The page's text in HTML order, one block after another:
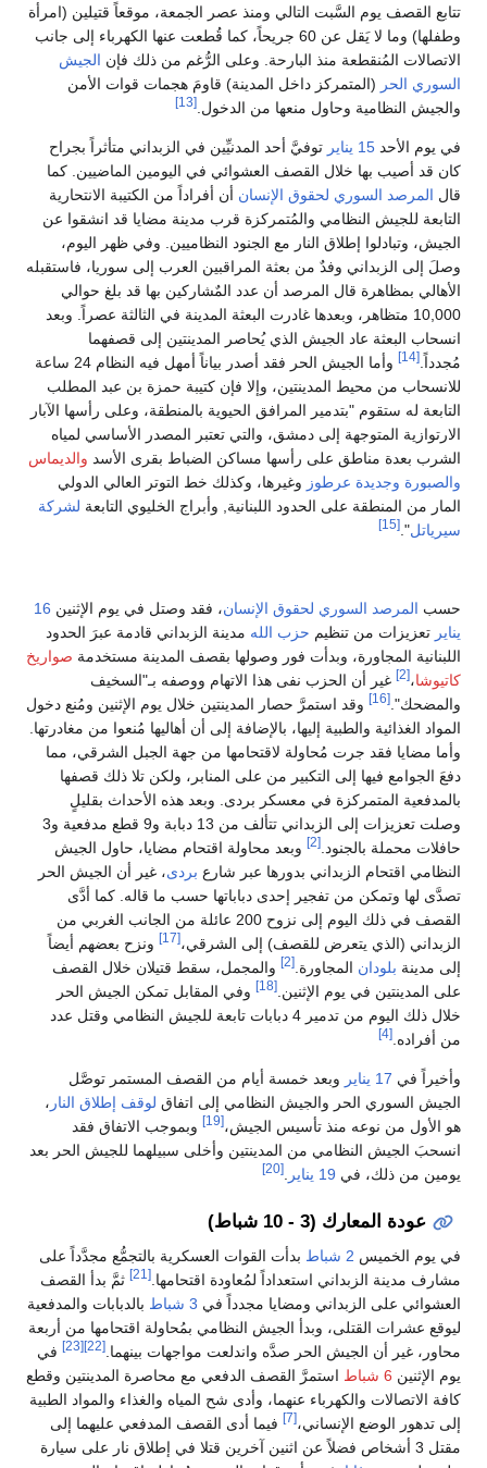
تتابع القصف يوم السَّبت التالي ومنذ عصر الجمعة، موقعاً قتيلين (امرأة
وطفلها) وما لا يَقل عن 60 جريحاً، كما قُطعت عنها الكهرباء إلى جانب
الاتصالات المُنقطعة منذ البارحة. وعلى الرُّغم من ذلك فإن الجيش
السوري الحر (المتمركز داخل المدينة) قاومَ هجمات قوات الأمن
والجيش النظامية وحاول منعها من الدخول. [13]
في يوم الأحد 15 يناير
توفيَّ أحد المدنيِّين في الزبداني متأثراً بجراح
كان قد أصيب بها خلال القصف العشوائي في اليومين الماضيين. كما
قال المرصد السوري لحقوق الإنسان أن أفراداً من الكتيبة الانتحارية
التابعة للجيش النظامي والمُتمركزة قرب مدينة مضايا قد انشقوا عن
الجيش، وتبادلوا إطلاق النار مع الجنود النظاميين. وفي ظهر اليوم،
وصلَ إلى الزبداني وفدٌ من بعثة المراقبين العرب إلى سوريا، فاستقبله
الأهالي بمظاهرة قال المرصد أن عدد المٌشاركين بها قد بلغ حوالي
10,000 متظاهر، وبعدها غادرت البعثة المدينة في الثالثة عصراً. وبعد
انسحاب البعثة عاد الجيش الذي يُحاصر المدينتين إلى قصفهما
مُجدداً. [14]
وأما الجيش الحر فقد أصدر بياناً أمهل فيه النظام 24 ساعة
للانسحاب من محيط المدينتين، وإلا فإن كتيبة حمزة بن عبد المطلب
التابعة له ستقوم "بتدمير المرافق الحيوية بالمنطقة، وعلى رأسها الآبار
الارتوازية المتوجهة إلى دمشق، والتي تعتبر المصدر الأساسي لمياه
الشرب بعدة مناطق على رأسها مساكن الضباط بقرى الأسد والديماس
والصبورة وجديدة عرطوز وغيرها، وكذلك خط التوتر العالي الدولي
المار من المنطقة على الحدود اللبنانية, وأبراج الخليوي التابعة لشركة
سيرياتل".
[15]
حسب المرصد السوري لحقوق الإنسان، فقد وصتل في يوم الإثنين 16
يناير تعزيزات من تنظيم حزب الله مدينة الزبداني قادمة عبرَ الحدود
اللبنانية المجاورة، وبدأت فور وصولها بقصف المدينة مستخدمة صواريخ
كاتيوشا،[2]
غير أن الحزب نفى هذا الاتهام ووصفه بـ"السخيف
والمضحك". [16]
وقد استمرَّ حصار المدينتين خلال يوم الإثنين ومُنع دخول
المواد الغذائية والطبية إليها، بالإضافة إلى أن أهاليها مُنعوا من مغادرتها.
وأما مضايا فقد جرت مُحاولة لاقتحامها من جهة الجبل الشرقي، مما
دفعَ الجوامع فيها إلى التكبير من على المنابر، ولكن تلا ذلك قصفها
بالمدفعية المتمركزة في معسكر بردى. وبعد هذه الأحداث بقليلٍ
وصلت تعزيزات إلى الزبداني تتألف من 13 دبابة و9 قطع مدفعية و3
حافلات محملة بالجنود. [2]
وبعد محاولة اقتحام مضايا، حاول الجيش
النظامي اقتحام الزبداني بدورها عبر شارع بردى، غير أن الجيش الحر
تصدَّى لها وتمكن من تفجير إحدى دباباتها حسب ما قاله. كما أدَّى
القصف في ذلك اليوم إلى نزوح 200 عائلة من الجانب الغربي من
الزبداني (الذي يتعرض للقصف) إلى الشرقي،[17]
ونزح بعضهم أيضاً
إلى مدينة بلودان المجاورة. [2]
والمجمل، سقط قتيلان خلال القصف
على المدينتين في يوم الإثنين. [18]
وفي المقابل تمكن الجيش الحر
خلال ذلك اليوم من تدمير 4 دبابات تابعة للجيش النظامي وقتل عدد
من أفراده. [4]
وأخيراً في 17 يناير
وبعد خمسة أيام من القصف المستمر توصَّل
الجيش السوري الحر والجيش النظامي إلى اتفاق لوقف إطلاق النار ،
هو الأول من نوعه منذ تأسيس الجيش،[19]
وبموجب الاتفاق فقد
انسحبَ الجيش النظامي من المدينتين وأخلى سبيلهما للجيش الحر بعد
يومين من ذلك، في 19 يناير [20]
عودة المعارك (3 - 10 شباط)
في يوم الخميس 2 شباط
بدأت القوات العسكرية بالتجمُّع مجدَّداً على
مشارف مدينة الزبداني استعداداً لمُعاودة اقتحامها. [21]
ثمَّ بدأ القصف
العشوائي على الزبداني ومضايا مجدداً في 3 شباط
بالدبابات والمدفعية
ليوقع عشرات القتلى، وبدأ الجيش النظامي بمُحاولة اقتحامها من أربعة
محاور، غير أن الجيش الحر صدَّه واندلعت مواجهات بينهما. [22]
[23]
في
يوم الإثنين 6 شباط
استمرَّ القصف الدفعي مع محاصرة المدينتين وقطع
كافة الاتصالات والكهرباء عنهما، وأدى شح المياه والغذاء والمواد الطبية
إلى تدهور الوضع الإنساني،[7]
فيما أدى القصف المدفعي عليهما إلى
مقتل 3 أشخاص فضلاً عن اثنين آخرين قتلا في إطلاق نار على سيارة